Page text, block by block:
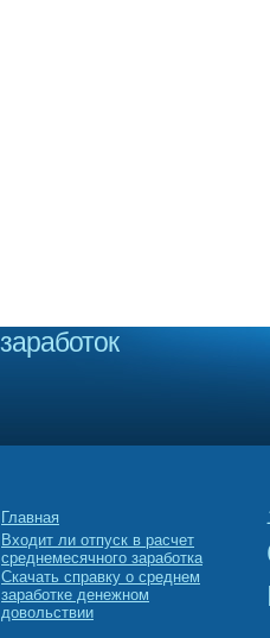
заработок
Главная
Входит ли отпуск в расчет
среднемесячного заработка
Скачать справку о среднем
заработке денежном
довольствии